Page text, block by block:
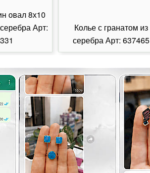
овал 8х10
Арт:
Колье с гранатом из
серебра Арт: 637465